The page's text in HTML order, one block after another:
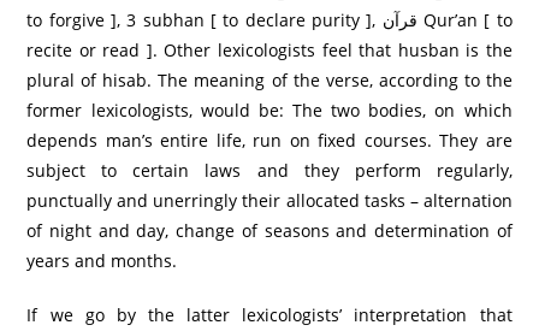
to forgive ], 3 subhan [ to declare purity ], قرآن Qur’an [ to
recite or read ]. Other lexicologists feel that husban is the
plural of hisab. The meaning of the verse, according to the
former lexicologists, would be: The two bodies, on which
depends man’s entire life, run on fixed courses. They are
subject to certain laws and they perform regularly,
punctually and unerringly their allocated tasks – alternation
of night and day, change of seasons and determination of
years and months.
If we go by the latter lexicologists’ interpretation that